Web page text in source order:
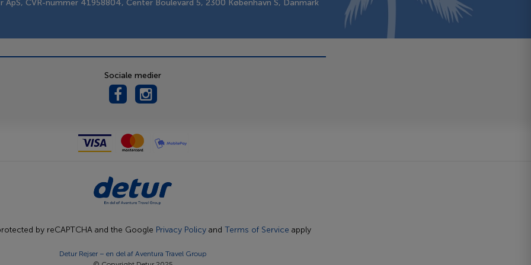
ApS, CVR-nummer 41958804, Center Boulevard 5, 2300 København S, Danmark
Sociale medier
by reCAPTCHA and the Google Privacy Policy and Terms of Service apply
Detur Rejser – en del af Aventura Travel Group